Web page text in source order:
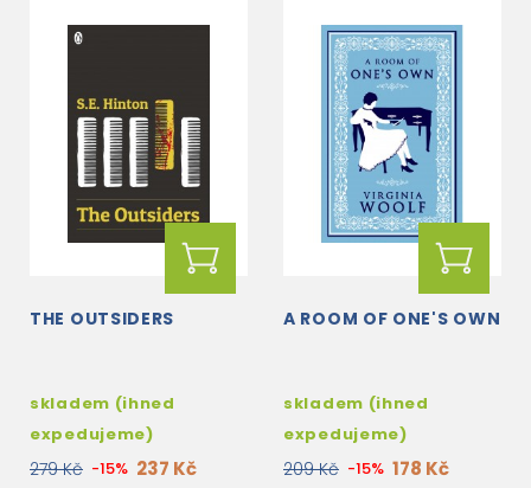
THE OUTSIDERS
skladem (ihned
expedujeme)
279 Kč -15% 237 Kč
A ROOM OF ONE'S OWN
skladem (ihned
expedujeme)
209 Kč -15% 178 Kč